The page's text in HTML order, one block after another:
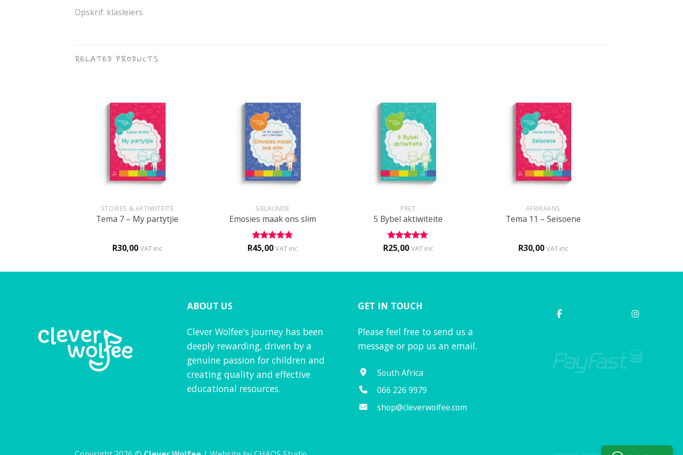
Opskrif: klasleiers
RELATED PRODUCTS
STORIES & AKTIWITEITE
Tema 7 – My partytjie
R30,00 VAT inc
SIELKUNDE
Emosies maak ons slim
Rated 5
R45,00 VAT inc
PRET
5 Bybel aktiwiteite
Rated 5
R25,00 VAT inc
AFRIKAANS
Tema 11 – Seisoene
R30,00 VAT inc
ABOUT US
Clever Wolfee's journey has been
deeply rewarding, driven by a
genuine passion for children and
creating quality and effective
educational resources.
GET IN TOUCH
Please feel free to send us a
message or pop us an email.
South Africa
066 226 9979
shop@cleverwolfee.com